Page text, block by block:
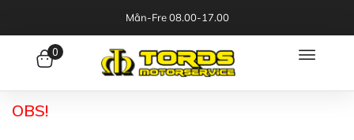
Mån-Fre 08.00-17.00
0
OBS!